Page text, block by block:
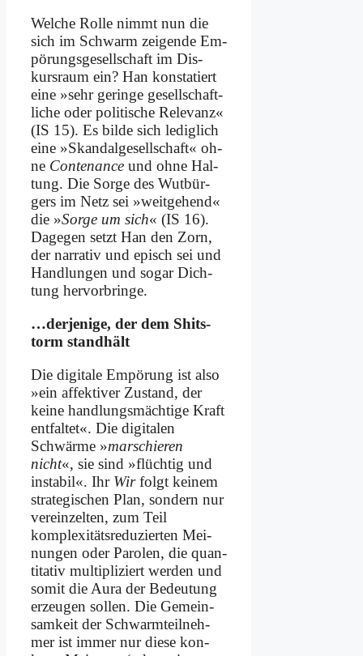
Wel­che Rol­le nimmt nun die
sich im Schwarm zei­gen­de Em­
pö­rungs­ge­sell­schaft im Dis­
kurs­raum ein? Han kon­sta­tiert
ei­ne »sehr ge­rin­ge ge­sell­schaft­
li­che oder po­li­ti­sche Re­le­vanz«
(IS 15). Es bil­de sich le­dig­lich
ei­ne »Skan­dal­ge­sell­schaft« oh­
ne Con­ten­an­ce und oh­ne Hal­
tung. Die Sor­ge des Wut­bür­
gers im Netz sei »weit­ge­hend«
die »Sor­ge um sich« (IS 16).
Da­ge­gen setzt Han den Zorn,
der nar­ra­tiv und episch sei und
Hand­lun­gen und so­gar Dich­
tung her­vor­brin­ge.
…der­je­ni­ge, der dem Shits­
torm stand­hält
Die di­gi­ta­le Em­pö­rung ist al­so
»ein af­fek­ti­ver Zu­stand, der
kei­ne hand­lungs­mäch­ti­ge Kraft
ent­fal­tet«. Die di­gi­ta­len
Schwär­me »mar­schie­ren
nicht«, sie sind »flüch­tig und
in­sta­bil«. Ihr Wirfolgt kei­nem
stra­te­gi­schen Plan, son­dern nur
ver­ein­zel­ten, zum Teil
komplexitäts­reduzierten Mei­
nun­gen oder Pa­ro­len, die quan­
ti­ta­tiv mul­ti­pli­ziert wer­den und
so­mit die Au­ra der Be­deu­tung
er­zeu­gen sol­len. Die Ge­mein­
sam­keit der Schwarm­teil­neh­
mer ist im­mer nur die­se kon­